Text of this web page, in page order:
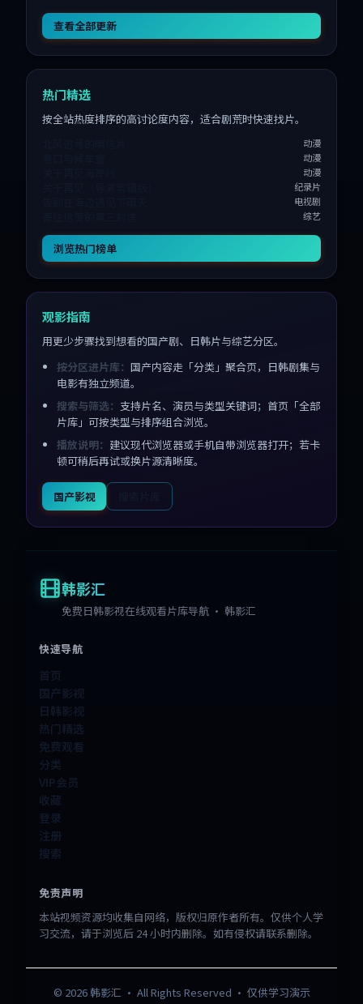
查看全部更新
热门精选
按全站热度排序的高讨论度内容，适合剧荒时快速找片。
动漫
动漫
动漫
纪录片
电视剧
综艺
浏览热门榜单
观影指南
用更少步骤找到想看的国产剧、日韩片与综艺分区。
按分区进片库： 国产内容走「分类」聚合页，日韩剧集与
电影有独立频道。
搜索与筛选： 支持片名、演员与类型关键词；首页「全部
片库」可按类型与排序组合浏览。
播放说明： 建议现代浏览器或手机自带浏览器打开；若卡
顿可稍后再试或换片源清晰度。
国产影视
韩影汇
免费日韩影视在线观看片库导航 · 韩影汇
快速导航
首页
国产影视
日韩影视
热门精选
免费观看
分类
VIP会员
收藏
登录
注册
搜索
免责声明
本站视频资源均收集自网络，版权归原作者所有。仅供个人学
习交流，请于浏览后 24 小时内删除。如有侵权请联系删除。
© 2026韩影汇 · All Rights Reserved · 仅供学习演示